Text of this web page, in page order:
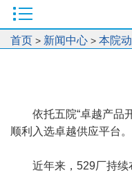
首页 > 新闻中心 > 本院
依托五院“卓越产品
顺利入选卓越供应平台
近年来，529厂持续